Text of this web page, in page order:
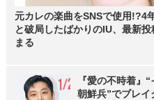
元カレの楽曲をSNSで使用!?4
と破局したばかりのIU、最新
まる
『愛の不時着』
朝鮮兵”でブレイ